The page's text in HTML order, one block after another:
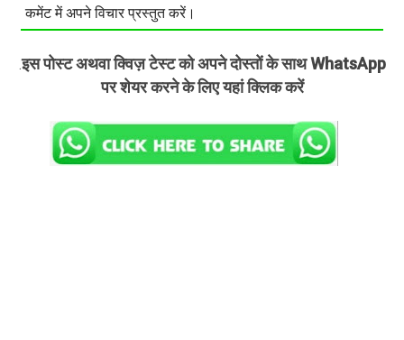
कमेंट में अपने विचार प्रस्तुत करें।
.इस पोस्ट अथवा क्विज़ टेस्ट को अपने दोस्तों के साथ WhatsApp
पर शेयर करने के लिए यहां क्लिक करें